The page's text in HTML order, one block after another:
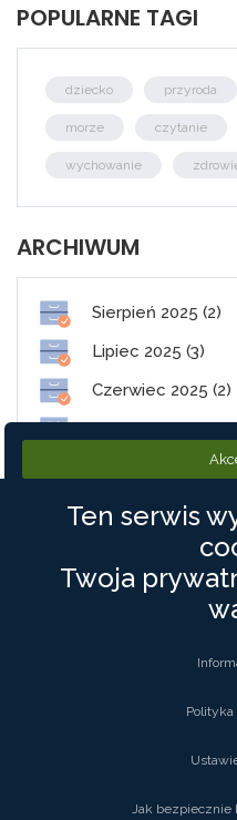
POPULARNE TAGI
dziecko przyroda
morze czytanie
wychowanie
ARCHIWUM
Sierpień 2025 (2)
Lipiec 2025 (3)
Czerwiec 2025 (2)
Maj 2025 (1)
Styczeń 2025 (2)
Polityka
Ten serwis
Twoja
Polityka
Jak bezpiecznie